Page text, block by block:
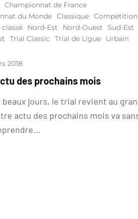
Championnat de France
du Monde Classique Compétition
classé Nord-Est Nord-Ouest
Sud-Est
Trial Classic Trial de Ligue
Urbain
2018
des prochains mois
beaux jours, le trial revient au
actu des prochains mois va